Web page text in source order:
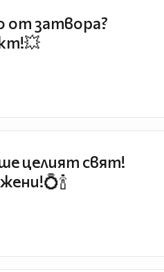
от затвора?
целият свят!